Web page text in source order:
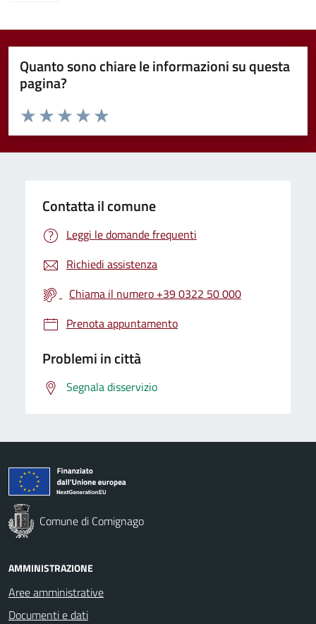
Quanto sono chiare le informazioni su questa
pagina?
Valuta da 1 a 5 stelle la pagina
Valuta 5 stelle su 5
Valuta 4 stelle su 5
Valuta 3 stelle su 5
Valuta 2 stelle su 5
Valuta 1 stelle su 5
Contatta il comune
Leggi le domande frequenti
Richiedi assistenza
Chiama il numero +39 0322 50 000
Prenota appuntamento
Problemi in città
Segnala disservizio
Comune di Comignago
AMMINISTRAZIONE
Aree amministrative
Documenti e dati